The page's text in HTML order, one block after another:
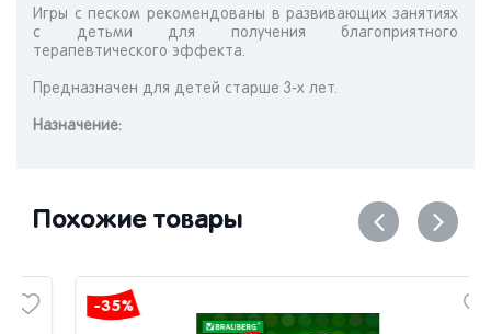
Игры с песком рекомендованы в развивающих занятиях
с детьми для получения благоприятного
терапевтического эффекта.
Предназначен для детей старше 3-х лет.
Назначениe:
Похожие товары